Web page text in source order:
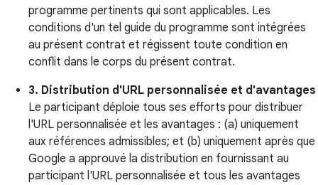
programme pertinents qui sont applicables. Les
conditions d'un tel guide du programme sont intégrées
au présent contrat et régissent toute condition en
conflit dans le corps du présent contrat.
3. Distribution d'URL personnalisée et d'avantages
Le participant déploie tous ses efforts pour distribuer
l'URL personnalisée et les avantages : (a) uniquement
aux références admissibles; et (b) uniquement après que
Google a approuvé la distribution en fournissant au
participant l'URL personnalisée et tous les avantages